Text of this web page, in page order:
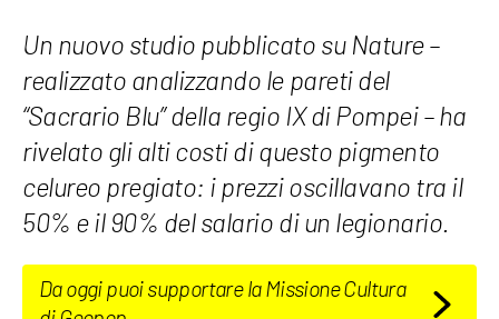
Un nuovo studio pubblicato su Nature –
realizzato analizzando le pareti del
“Sacrario Blu” della regio IX di Pompei – ha
rivelato gli alti costi di questo pigmento
celureo pregiato: i prezzi oscillavano tra il
50% e il 90% del salario di un legionario.
Da oggi puoi supportare la Missione Cultura